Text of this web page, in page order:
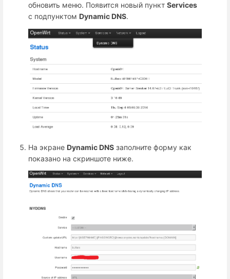
обновить меню. Появится новый пункт Services
с подпунктом Dynamic DNS.
На экране Dynamic DNS заполните форму как
показано на скриншоте ниже.